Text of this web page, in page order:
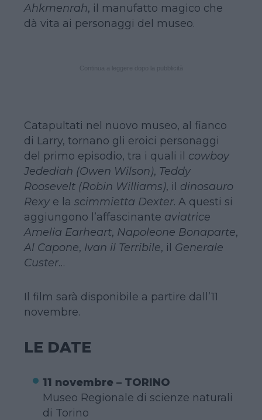
Ahkmenrah, il manufatto magico che
dà vita ai personaggi del museo.
Catapultati nel nuovo museo, al fianco
di Larry, tornano gli eroici personaggi
del primo episodio, tra i quali il cowboy
Jedediah (Owen Wilson), Teddy
Roosevelt (Robin Williams), il dinosauro
Rexye la scimmietta Dexter. A questi si
aggiungono l’affascinante aviatrice
Amelia Earheart, Napoleone Bonaparte,
Al Capone, Ivan il Terribile, il Generale
Custer…
Il film sarà disponibile a partire dall’11
novembre.
LE DATE
11 novembre – TORINO
Museo Regionale di scienze naturali
di Torino